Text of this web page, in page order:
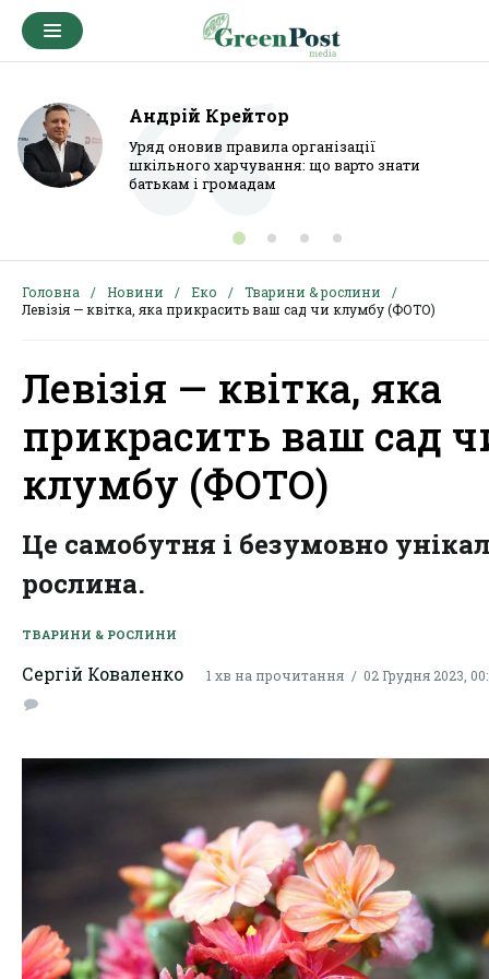
Андрій Крейтор
Уряд оновив правила організації
шкільного харчування: що варто знати
батькам і громадам
Головна Новини Еко
Тварини & рослини
Левізія — квітка, яка прикрасить ваш сад чи клумбу (ФОТО)
Левізія — квітка, яка
прикрасить ваш сад
клумбу (ФОТО)
Це самобутня і безумовно
рослина.
ТВАРИНИ & РОСЛИНИ
Сергій Коваленко 1 хв на прочитання 02 Грудня 2023,